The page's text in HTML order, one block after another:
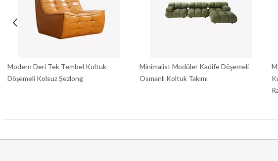
Modern Deri Tek Tembel Koltuk
Döşemeli Kolsuz Şezlong
Minimalist Modüler Kadife Döşemeli
Osmanlı Koltuk Takımı